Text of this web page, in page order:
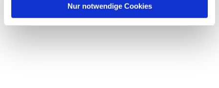
Nur notwendige Cookies